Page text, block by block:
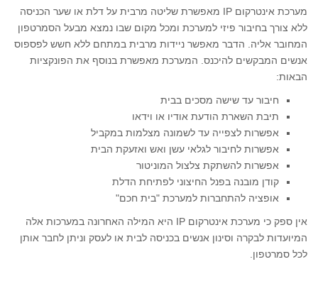
מערכת אינטרקום IP מאפשרת שליטה מרבית על דלת או שער הכניסה
ללא צורך בחיבור פיזי למערכת ומכל מקום שבו נמצא מבעל הסמרטפון
המחובר אליה. הדבר מאפשר ניידות מרבית במתחם ללא חשש לפספוס
אנשים המבקשים להיכנס. המערכת מאפשרת בנוסף את הפונקציות
הבאות:
חיבור עד שישה מסכים בבית
תיבת השארת הודעת אודיו או וידאו
אפשרות לצפייה עד לשמונה מצלמות במקביל
אפשרות לחיבור לגלאי עשן ואש ואזעקת הבית
אפשרות להשתקת צלצול המוניטור
קודן מובנה בפנל החיצוני לפתיחת הדלת
אופציה להתחברות למערכת "בית חכם"
אין ספק כי מערכת אינטרקום IP היא המילה האחרונה במערכות אלה
המיועדות לבקרה וסינון אנשים בכניסה לבית או לעסק וניתן לחבר אותן
לכל סמרטפון.